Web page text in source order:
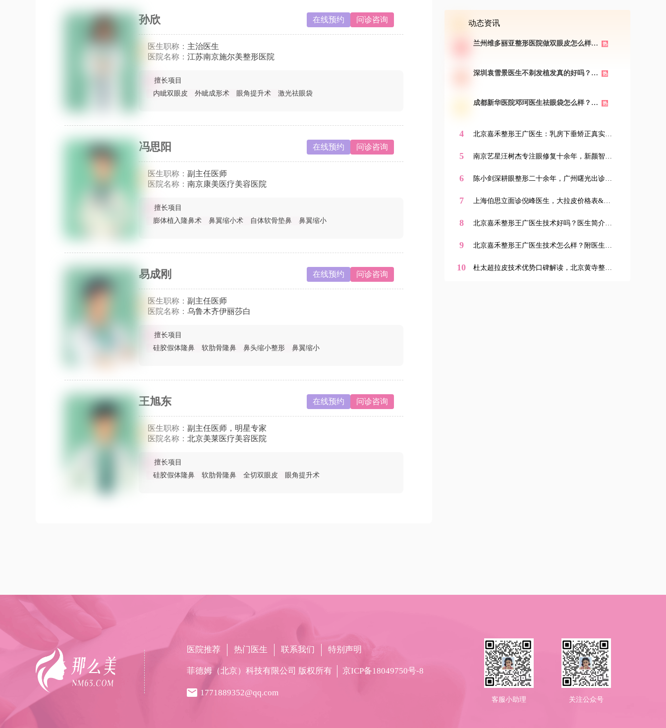
孙欣 在线预约 问诊咨询
医生职称： 主治医生
医院名称： 江苏南京施尔美整形医院
擅长项目
内眦双眼皮
外眦成形术 眼角提升术 激光祛眼袋
冯思阳 在线预约 问诊咨询
医生职称： 副主任医师
医院名称： 南京康美医疗美容医院
擅长项目
膨体植入隆鼻术
鼻翼缩小术 自体软骨垫鼻 鼻翼缩小
易成刚 在线预约 问诊咨询
医生职称： 副主任医师
医院名称： 乌鲁木齐伊丽莎白
擅长项目
硅胶假体隆鼻
软肋骨隆鼻 鼻头缩小整形 鼻翼缩小
王旭东 在线预约 问诊咨询
医生职称： 副主任医师，明星专家
医院名称： 北京美莱医疗美容医院
擅长项目
硅胶假体隆鼻
软肋骨隆鼻 全切双眼皮 眼角提升术
动态资讯
兰州维多丽亚整形医院做双眼皮怎么样?
热
深圳袁雪景医生不剃发植发真的好吗？价
热
成都新华医院邓珂医生祛眼袋怎么样？价
热
4
北京嘉禾整形王广医生：乳房下垂矫正真实案
序一键预约省心快速！-新颜智尚小程序一键预
约！
5
南京艺星汪树杰专注眼修复十余年，新颜智尚
6
陈小剑深耕眼整形二十余年，广州曙光出诊，
7
上海伯思立面诊倪峰医生，大拉皮价格表&案
预约！
8
北京嘉禾整形王广医生技术好吗？医生简介&
智尚小程序一键预约！
9
北京嘉禾整形王广医生技术怎么样？附医生简
约！
10
杜太超拉皮技术优势口碑解读，北京黄寺整形
医院推荐 热门医生 联系我们 特别声明
菲德姆（北京）科技有限公司 版权所有 京ICP备18049750号-8
1771889352@qq.com
客服小助理 关注公众号